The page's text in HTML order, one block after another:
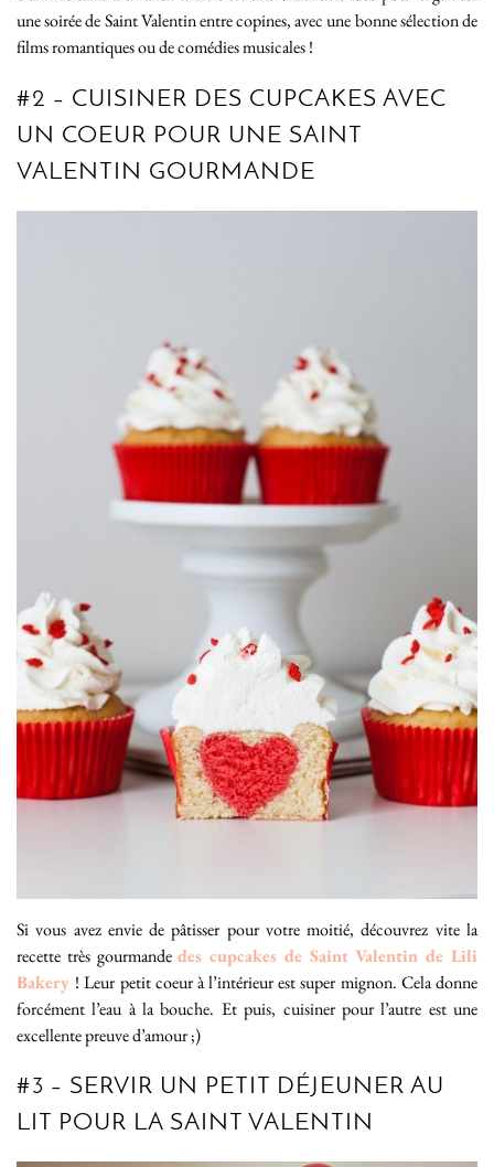
une soirée de Saint Valentin entre copines, avec une bonne sélection de
films romantiques ou de comédies musicales !
#2 – CUISINER DES CUPCAKES AVEC
UN COEUR POUR UNE SAINT
VALENTIN GOURMANDE
Si vous avez envie de pâtisser pour votre moitié, découvrez vite la
recette très gourmandedes cupcakes de Saint Valentin de Lili
Bakery ! Leur petit coeur à l’intérieur est super mignon. Cela donne
forcément l’eau à la bouche. Et puis, cuisiner pour l’autre est une
excellente preuve d’amour ;)
#3 – SERVIR UN PETIT DÉJEUNER AU
LIT POUR LA SAINT VALENTIN